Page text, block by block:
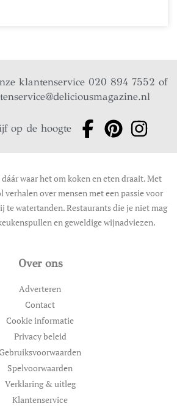
klantenservice 020 894 7552 of
op de hoogte
waar het om koken en eten draait. Met
verhalen over mensen met een passie voor
te watertanden. Restaurants die je niet mag
en geweldige wijnadviezen.
Over ons
Adverteren
Contact
Cookie informatie
Privacy beleid
Spelvoorwaarden
Verklaring & uitleg
Klantenservice